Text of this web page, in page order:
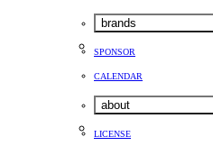
brands
SPONSOR
CALENDAR
about
LICENSE